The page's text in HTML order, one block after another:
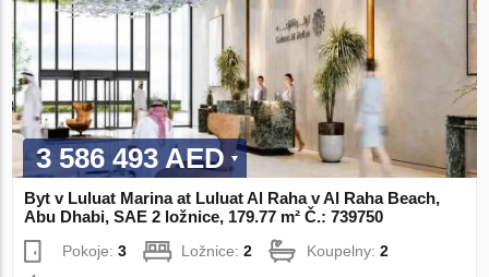
3 586 493 AED
Byt v Luluat Marina at Luluat Al Raha v Al Raha Beach,
Abu Dhabi, SAE 2 ložnice, 179.77 m² Č.: 739750
Pokoje:3 Ložnice:2 Koupelny:2